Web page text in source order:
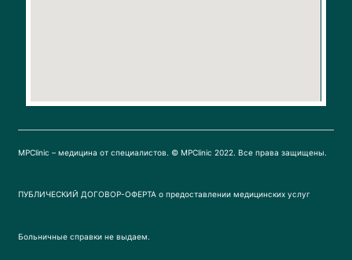
MPClinic – медицина от специалистов. © MPClinic 2022. Все права защищены.
ПУБЛИЧЕСКИЙ ДОГОВОР-ОФЕРТА о предоставлении медицинских услуг
Больничные справки не выдаем.